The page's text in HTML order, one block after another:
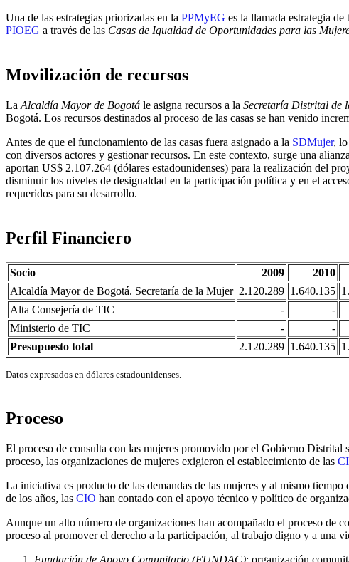
Una de las estrategias priorizadas en la PPMyEG es la llamada estrategia
PIOEG a través de las Casas de Igualdad de Oportunidades para las
Movilización de recursos
La Alcaldía Mayor de Bogotá le asigna recursos a la Secretaría Distrital de
Bogotá. Los recursos destinados al proceso de las casas se han venido
Antes de que el funcionamiento de las casas fuera asignado a la SDMujer, lo
con diversos actores y gestionar recursos. En este contexto, surge una
aportan US$ 2.107.264 (dólares estadounidenses) para la realización del
disminuir los niveles de desigualdad en la participación política y en el
requeridos para su desarrollo.
Perfil Financiero
Socio 2009 2010
Alcaldía Mayor de Bogotá. Secretaría de la Mujer 2.120.289 1.640.135
Alta Consejería de TIC
- -
Ministerio de TIC
- -
Presupuesto total
2.120.289 1.640.135
Datos expresados en dólares estadounidenses.
Proceso
El proceso de consulta con las mujeres promovido por el Gobierno Distrital
proceso, las organizaciones de mujeres exigieron el establecimiento de las
La iniciativa es producto de las demandas de las mujeres y al mismo
de los años, las CIO han contado con el apoyo técnico y político de
Aunque un alto número de organizaciones han acompañado el proceso de
proceso al promover el derecho a la participación, al trabajo digno y a una
Fundación de Apoyo Comunitario (FUNDAC): organización